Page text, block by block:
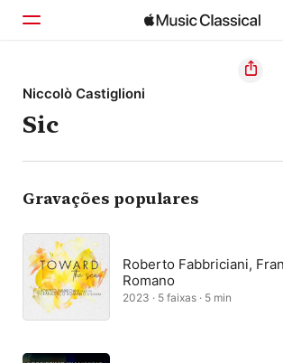
Início
Explorar
Buscar
Niccolò Castiglioni
Sic
Gravações populares
Roberto Fabbriciani,
Romano
2023 · 5 faixas · 5 min